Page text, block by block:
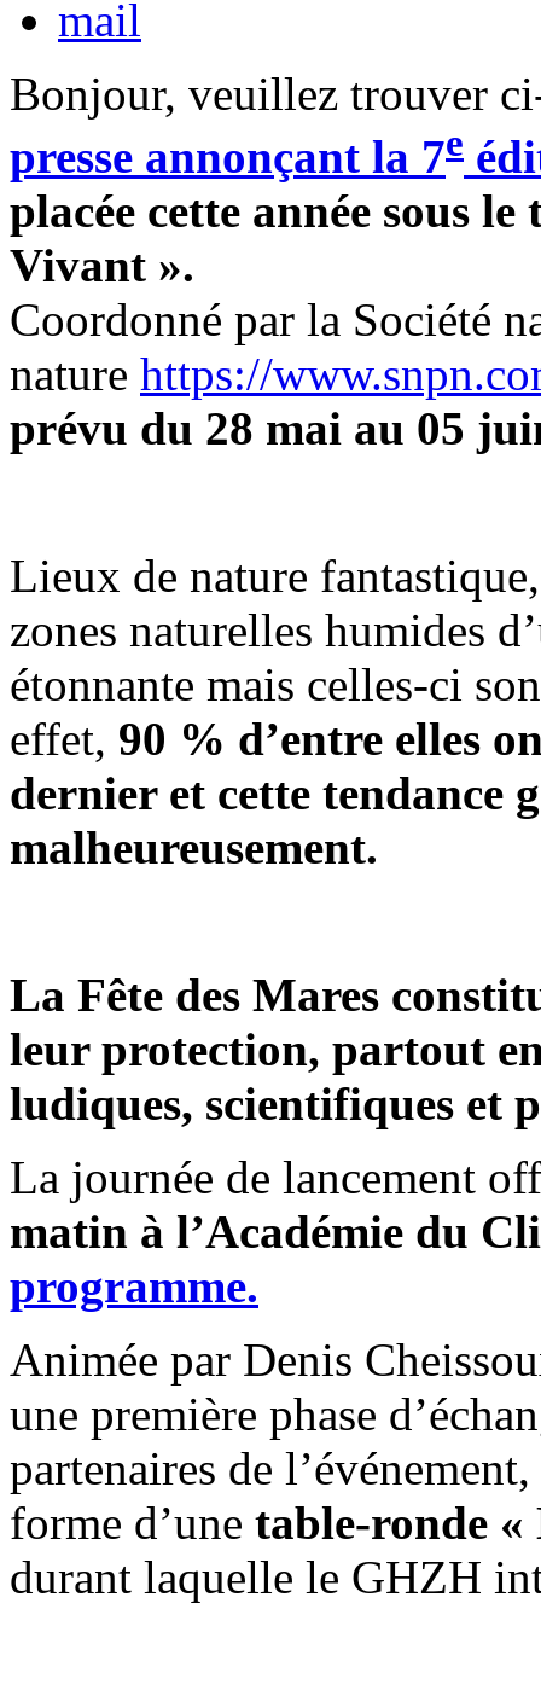
Bonjour, veuillez trouver
presse annonçant la 7e
placée cette année sous
Vivant ».
Coordonné par la Société
nature https://
prévu du 28 mai au 05
Lieux de nature
zones naturelles humides
étonnante mais celles-ci
effet, 90 % d’entre elles
dernier et cette tendance
malheureusement.
La Fête des Mares
leur protection, partout
ludiques, scientifiques et
La journée de lancement
matin à l’Académie du
programme.
Animée par Denis
une première phase
partenaires de
forme d’une table-ronde «
durant laquelle le GHZH